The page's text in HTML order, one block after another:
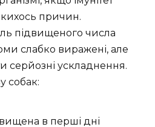
причин.
підвищеного числа
слабко виражені, але
серйозні ускладнення.
собак:
в перші дні